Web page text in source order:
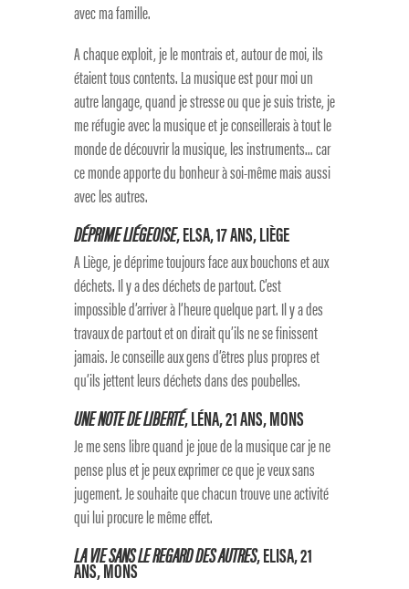
avec ma famille.
A chaque exploit, je le montrais et, autour de moi, ils
étaient tous contents. La musique est pour moi un
autre langage, quand je stresse ou que je suis triste, je
me réfugie avec la musique et je conseillerais à tout le
monde de découvrir la musique, les instruments… car
ce monde apporte du bonheur à soi-même mais aussi
avec les autres.
DÉPRIME LIÉGEOISE, ELSA, 17 ANS, LIÈGE
A Liège, je déprime toujours face aux bouchons et aux
déchets. Il y a des déchets de partout. C’est
impossible d’arriver à l’heure quelque part. Il y a des
travaux de partout et on dirait qu’ils ne se finissent
jamais. Je conseille aux gens d’êtres plus propres et
qu’ils jettent leurs déchets dans des poubelles.
UNE NOTE DE LIBERTÉ, LÉNA, 21 ANS, MONS
Je me sens libre quand je joue de la musique car je ne
pense plus et je peux exprimer ce que je veux sans
jugement. Je souhaite que chacun trouve une activité
qui lui procure le même effet.
LA VIE SANS LE REGARD DES AUTRES, ELISA, 21
ANS, MONS